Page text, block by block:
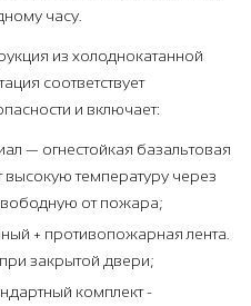
часу.
из холоднокатанной
соответствует
и включает:
— огнестойкая базальтовая
высокую температуру через
от пожара;
+ противопожарная лента.
закрытой двери;
комплект -